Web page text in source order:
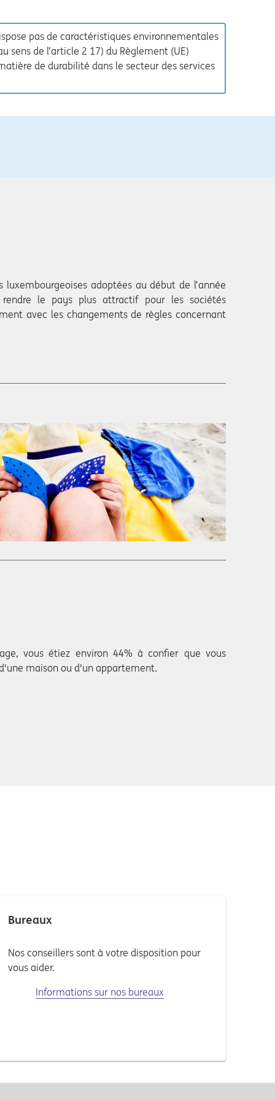
pas de caractéristiques environnementales
sens de l’article 2 17) du Règlement (UE)
de durabilité dans le secteur des services
adoptées au début de l’année
le pays plus attractif pour les sociétés
avec les changements de règles concernant
vous étiez environ 44% à confier que vous
maison ou d'un appartement.
Bureaux
Nos conseillers sont à votre disposition pour
vous aider.
Informations sur nos bureaux